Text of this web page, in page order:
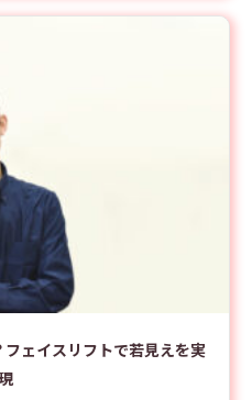
ェイスリフトで若見えを実